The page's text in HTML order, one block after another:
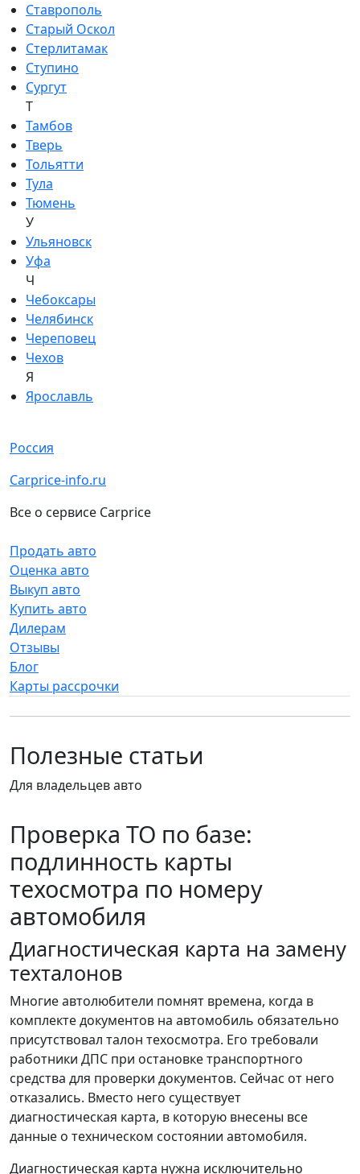
Ставрополь
Старый Оскол
Стерлитамак
Ступино
Сургут
Т
Тамбов
Тверь
Тольятти
Тула
Тюмень
У
Ульяновск
Уфа
Ч
Чебоксары
Челябинск
Череповец
Чехов
Я
Ярославль
Россия
Carprice-info.ru
Все о сервисе Carprice
Продать авто
Оценка авто
Выкуп авто
Купить авто
Дилерам
Отзывы
Блог
Карты рассрочки
Полезные статьи
Для владельцев авто
Проверка ТО по базе:
подлинность карты
техосмотра по номеру
автомобиля
Диагностическая карта на замену
техталонов
Многие автолюбители помнят времена, когда в
комплекте документов на автомобиль обязательно
присутствовал талон техосмотра. Его требовали
работники ДПС при остановке транспортного
средства для проверки документов. Сейчас от него
отказались. Вместо него существует
диагностическая карта, в которую внесены все
данные о техническом состоянии автомобиля.
Диагностическая карта нужна исключительно